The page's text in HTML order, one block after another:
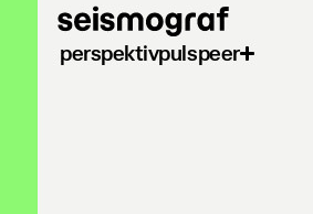
perspektivpulspeer